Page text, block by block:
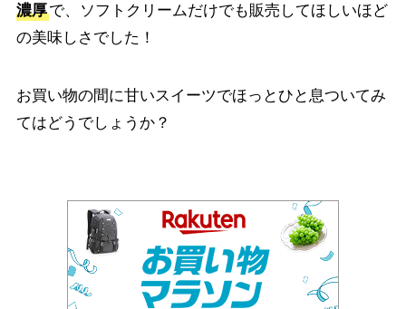
濃厚で、ソフトクリームだけでも販売してほしいほど
の美味しさでした！
お買い物の間に甘いスイーツでほっとひと息ついてみ
てはどうでしょうか？